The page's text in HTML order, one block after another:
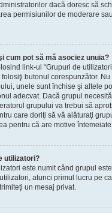
dacă doresc să
permisiunilor de moderare
cum pot să mă asociez unuia?
link-ul “Grupuri de
butonul corespunzător.
unele sunt închise şi altele
adecvat. Dacă grupul
grupului va trebui să
care doriţi să vă alăturaţi
pentru că are motive
utilizatori?
este numit când grupul
atunci primul lucru pe
un mesaj privat.